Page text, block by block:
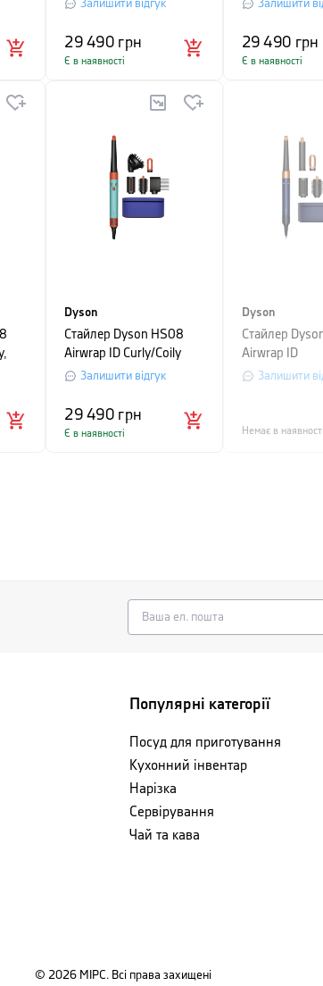
Залишити відгук
29 490 грн
Є в наявності
Залишити
29 490 грн
Є в наявності
Dyson
Стайлер Dyson HS08
Airwrap ID Curly/Coily
Ceramic, блакитний
Залишити відгук
29 490 грн
Є в наявності
Dyson
Стайлер
Airwrap ID
Straight/Wavy,
Залишити
Немає в наявності
Популярні категорії
Посуд для приготування
Кухонний інвентар
Нарізка
Сервірування
Чай та кава
© 2026 МІРС. Всі права захищені